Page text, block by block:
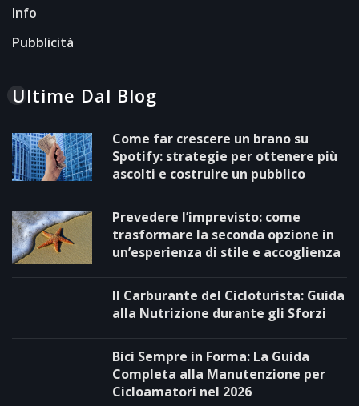
Info
Pubblicità
Ultime Dal Blog
Come far crescere un brano su
Spotify: strategie per ottenere più
ascolti e costruire un pubblico
Prevedere l’imprevisto: come
trasformare la seconda opzione in
un’esperienza di stile e accoglienza
Il Carburante del Cicloturista: Guida
alla Nutrizione durante gli Sforzi
Bici Sempre in Forma: La Guida
Completa alla Manutenzione per
Cicloamatori nel 2026